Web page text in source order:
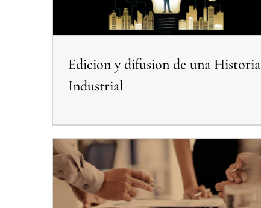
Edicion y difusion de una Historia
Industrial